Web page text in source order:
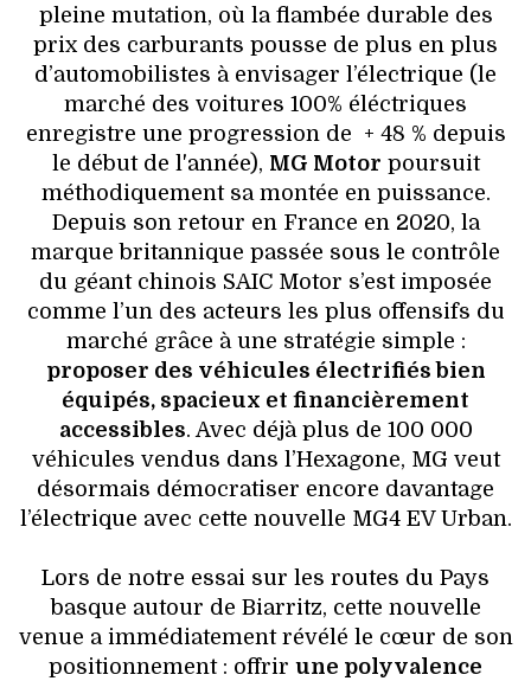
pleine mutation, où la flambée durable des
prix des carburants pousse de plus en plus
d’automobilistes à envisager l’électrique (le
marché des voitures 100% éléctriques
enregistre une progression de + 48 % depuis
le début de l'année), MG Motor poursuit
méthodiquement sa montée en puissance.
Depuis son retour en France en 2020, la
marque britannique passée sous le contrôle
du géant chinois SAIC Motor s’est imposée
comme l’un des acteurs les plus offensifs du
marché grâce à une stratégie simple :
proposer des véhicules électrifiés bien
équipés, spacieux et financièrement
accessibles. Avec déjà plus de 100 000
véhicules vendus dans l’Hexagone, MG veut
désormais démocratiser encore davantage
l’électrique avec cette nouvelle MG4 EV Urban.
Lors de notre essai sur les routes du Pays
basque autour de Biarritz, cette nouvelle
venue a immédiatement révélé le cœur de son
positionnement : offrir une polyvalence